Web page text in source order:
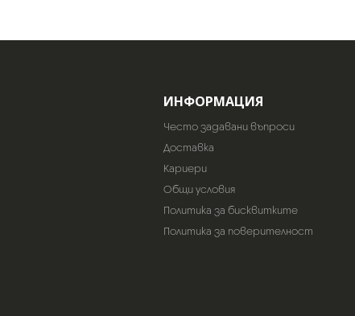
ИНФОРМАЦИЯ
Често задавани въпроси
Доставка
Кариери
Общи условия
Политика за бисквитките
Политика за поверителност